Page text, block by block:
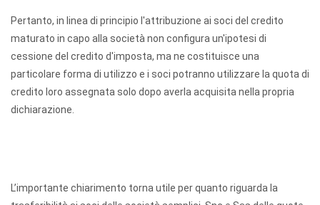
Pertanto, in linea di principio l'attribuzione ai soci del credito
maturato in capo alla società non configura un'ipotesi di
cessione del credito d'imposta, ma ne costituisce una
particolare forma di utilizzo e i soci potranno utilizzare la quota di
credito loro assegnata solo dopo averla acquisita nella propria
dichiarazione.
L’importante chiarimento torna utile per quanto riguarda la